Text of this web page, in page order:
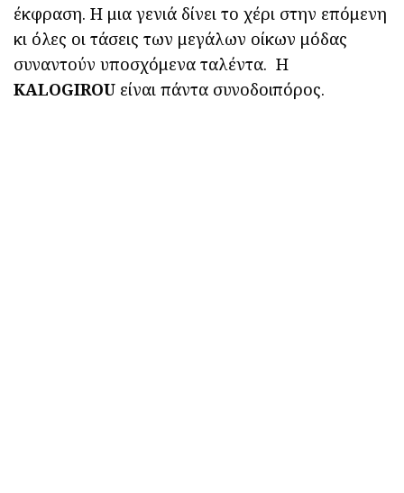
έκφραση. Η μια γενιά δίνει το χέρι στην επόμενη
κι όλες οι τάσεις των μεγάλων οίκων μόδας
συναντούν υποσχόμενα ταλέντα. H
KALOGIROU είναι πάντα συνοδοιπόρος.